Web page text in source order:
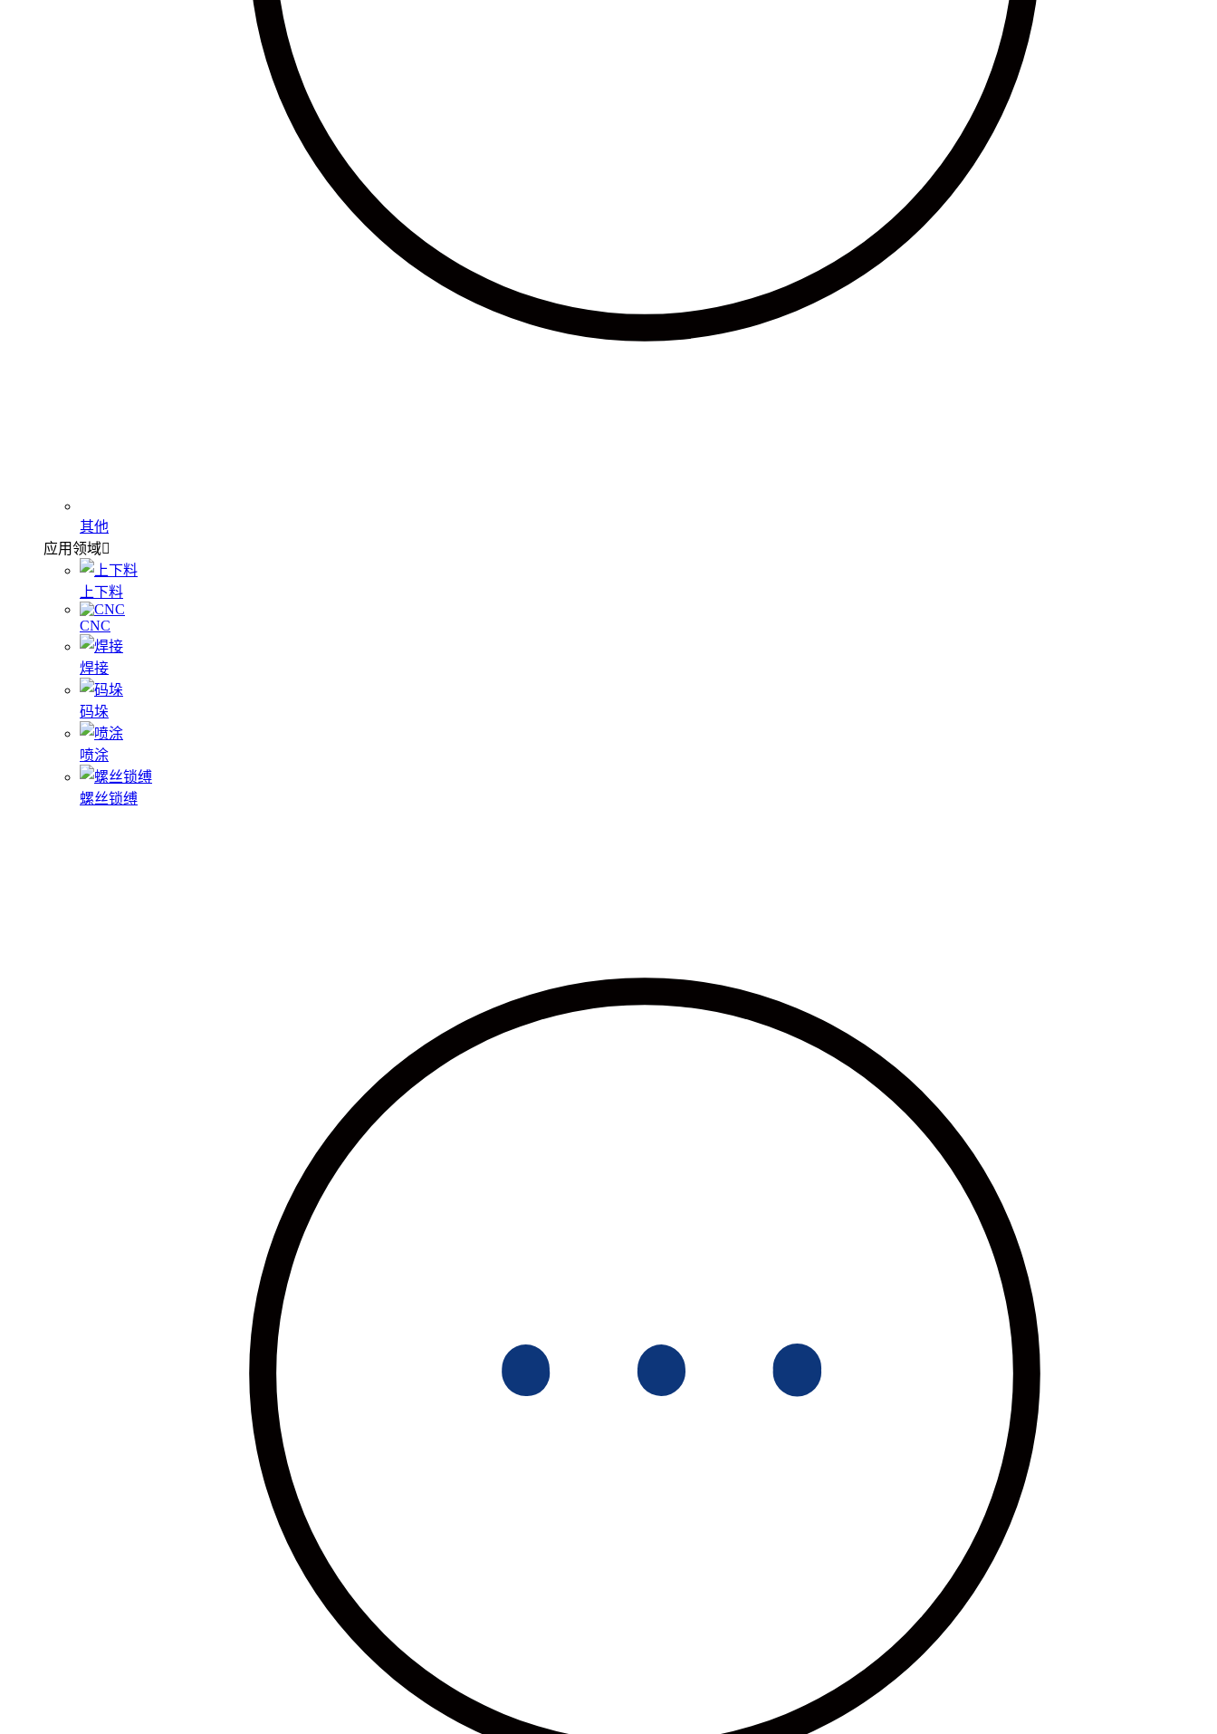
其他
应用领域
上下料
CNC
焊接
码垛
喷涂
螺丝锁缚